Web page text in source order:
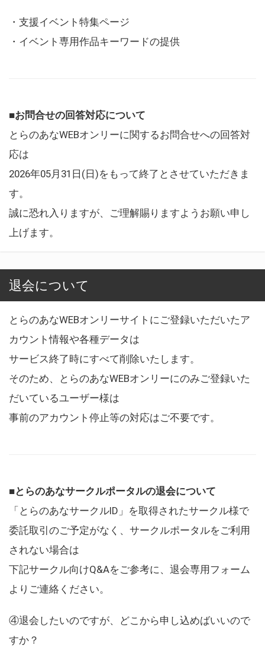
・支援イベント特集ページ
・イベント専用作品キーワードの提供
■お問合せの回答対応について
とらのあなWEBオンリーに関するお問合せへの回答対
応は
2026年05月31日(日)をもって終了とさせていただきま
す。
誠に恐れ入りますが、ご理解賜りますようお願い申し
上げます。
退会について
とらのあなWEBオンリーサイトにご登録いただいたア
カウント情報や各種データは
サービス終了時にすべて削除いたします。
そのため、とらのあなWEBオンリーにのみご登録いた
だいているユーザー様は
事前のアカウント停止等の対応はご不要です。
■とらのあなサークルポータルの退会について
「とらのあなサークルID」を取得されたサークル様で
委託取引のご予定がなく、サークルポータルをご利用
されない場合は
下記サークル向けQ&Aをご参考に、退会専用フォーム
よりご連絡ください。
④退会したいのですが、どこから申し込めばいいので
すか？